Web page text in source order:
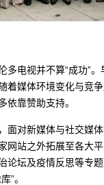
多电视并不算“成功”
着媒体环境变化与竞
依靠赞助支持。
面对新媒体与社交媒
网站之外拓展至各大
论坛及疫情反思等专
”。